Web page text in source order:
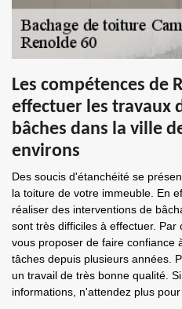
Les compétences de
effectuer les travaux
bâches dans la ville
environs
Des soucis d'étanchéité se
la toiture de votre immeuble. En
réaliser des interventions de
sont très difficiles à effectuer.
vous proposer de faire confiance
tâches depuis plusieurs années.
un travail de très bonne qualité.
informations, n'attendez plus